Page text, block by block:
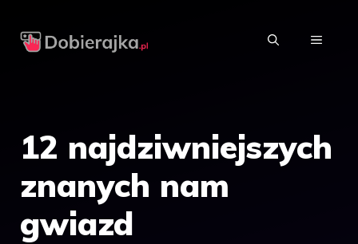
MENU
12 najdziwniejszych
znanych nam
gwiazd